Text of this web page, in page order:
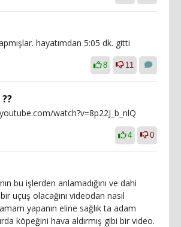
hayatımdan 5:05 dk. gitti
8 11
watch?v=8p22J_b_nlQ
4 0
bu işlerden anlamadığını ve dahi
uçuş olacağını videodan nasıl
yapanın eline sağlık ta adam
köpeğini hava aldırmış gibi bir video.